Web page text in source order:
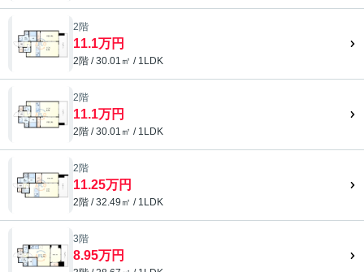
2階
11.1万円
2階 / 30.01㎡ / 1LDK
2階
11.1万円
2階 / 30.01㎡ / 1LDK
2階
11.25万円
2階 / 32.49㎡ / 1LDK
3階
8.95万円